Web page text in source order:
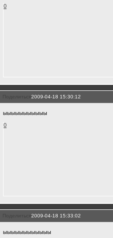
0
Поделиться2009-04-18 15:30:12
ыыыыыыыыыыы
0
Поделиться2009-04-18 15:33:02
ыыыыыыыыыыыы